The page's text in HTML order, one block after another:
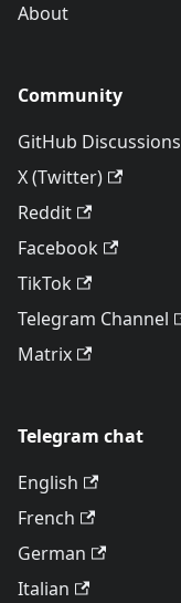
About
Community
GitHub Discussions
X (Twitter)
Reddit
Facebook
TikTok
Telegram Channel
Matrix
Telegram chat
English
French
German
Italian